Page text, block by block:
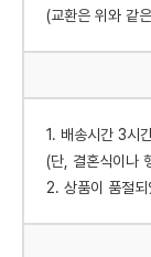
(교환은 위와 같
1. 배송시간 3시
(단, 결혼식이나
2. 상품이 품절